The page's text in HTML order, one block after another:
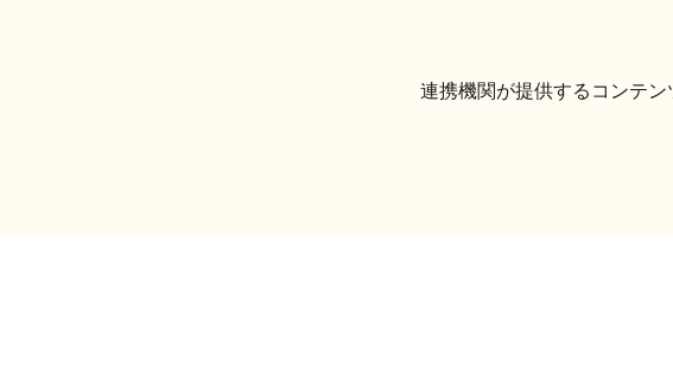
連携機関が提供するコンテン